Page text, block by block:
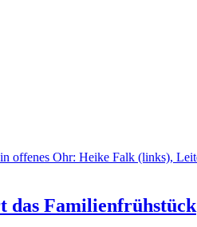
das Familienfrühstück